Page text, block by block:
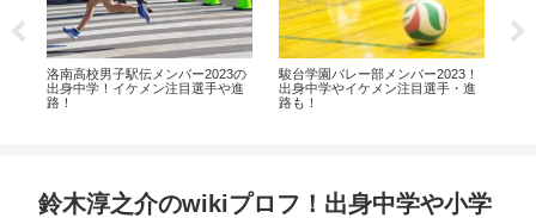
洛南高校男子駅伝メンバー2023の
出身中学！イケメン注目選手や進
路！
駿台学園バレー部メンバー2023！
出身中学やイケメン注目選手・進
路も！
鈴木淳之介のwikiプロフ！出身中学や小学